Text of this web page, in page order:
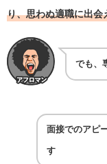
り、思わぬ適職に出会
でも、
面接でのアピ
す